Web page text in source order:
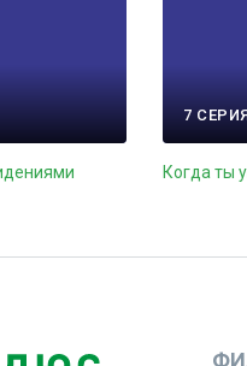
7
Когда ты